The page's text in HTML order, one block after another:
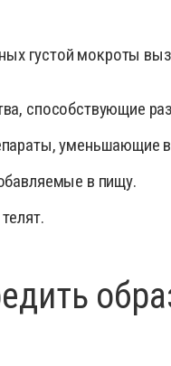
густой мокроты
способствующие
уменьшающие
в пищу.